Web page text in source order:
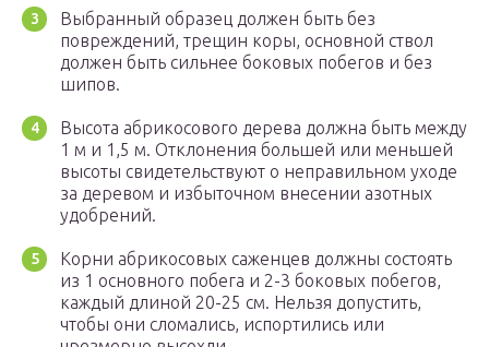
Выбранный образец должен быть без
повреждений, трещин коры, основной ствол
должен быть сильнее боковых побегов и без
шипов.
Высота абрикосового дерева должна быть между
1 м и 1,5 м. Отклонения большей или меньшей
высоты свидетельствуют о неправильном уходе
за деревом и избыточном внесении азотных
удобрений.
Корни абрикосовых саженцев должны состоять
из 1 основного побега и 2-3 боковых побегов,
каждый длиной 20-25 см. Нельзя допустить,
чтобы они сломались, испортились или